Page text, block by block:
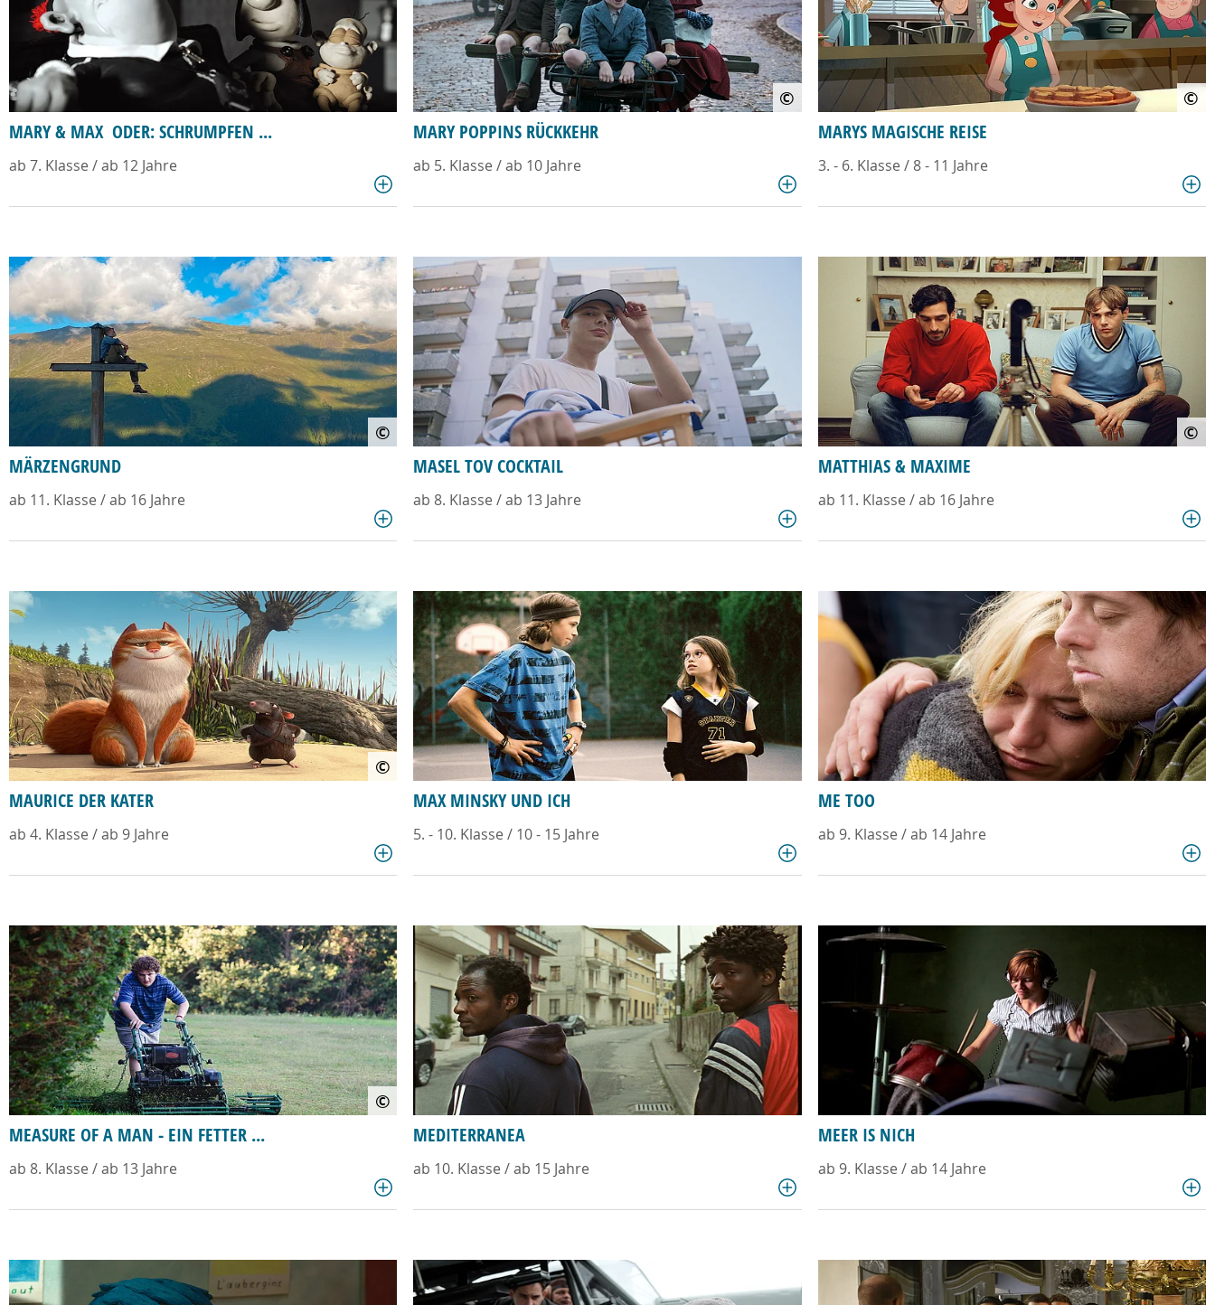
MARY & MAX  ODER: SCHRUMPFEN ...
ab 7. Klasse / ab 12 Jahre
©
MARY POPPINS RÜCKKEHR
ab 5. Klasse / ab 10 Jahre
©
MARYS MAGISCHE REISE
3. - 6. Klasse / 8 - 11 Jahre
©
MÄRZENGRUND
ab 11. Klasse / ab 16 Jahre
MASEL TOV COCKTAIL
ab 8. Klasse / ab 13 Jahre
©
MATTHIAS & MAXIME
ab 11. Klasse / ab 16 Jahre
©
MAURICE DER KATER
ab 4. Klasse / ab 9 Jahre
MAX MINSKY UND ICH
5. - 10. Klasse / 10 - 15 Jahre
ME TOO
ab 9. Klasse / ab 14 Jahre
©
MEASURE OF A MAN - EIN FETTER ...
ab 8. Klasse / ab 13 Jahre
MEDITERRANEA
ab 10. Klasse / ab 15 Jahre
MEER IS NICH
ab 9. Klasse / ab 14 Jahre